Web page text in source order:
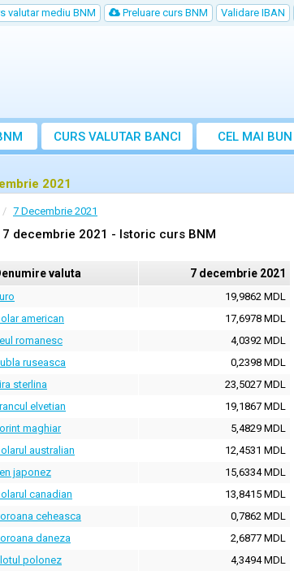
valutar mediu BNM Preluare curs BNM Validare IBAN
CURS VALUTAR BANCI
CEL MAI
VALUTAR
2021
7 Decembrie 2021
decembrie 2021 - Istoric curs BNM
valuta 7 decembrie 2021
19,9862 MDL
american
17,6978 MDL
romanesc
4,0392 MDL
ruseasca
0,2398 MDL
sterlina
23,5027 MDL
elvetian
19,1867 MDL
maghiar
5,4829 MDL
australian
12,4531 MDL
japonez
15,6334 MDL
canadian
13,8415 MDL
ceheasca
0,7862 MDL
daneza
2,6877 MDL
polonez
4,3494 MDL